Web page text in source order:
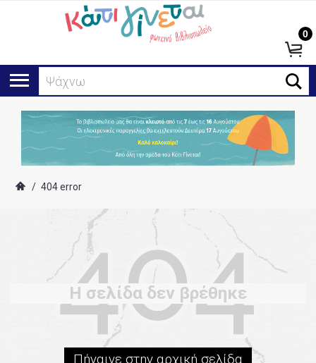
Ψάχνω γ
0
/ 404 error
Η σελίδα δεν βρέθηκε
Πήγαινε στην αρχική σελίδα